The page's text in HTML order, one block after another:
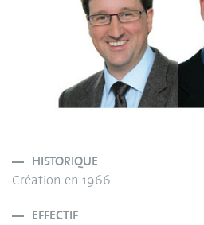
HISTORIQUE
Création en 1966
EFFECTIF